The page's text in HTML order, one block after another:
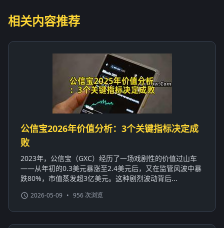
相关内容推荐
公信宝2026年价值分析：3个关键指标决定成
败
2023年，公信宝（GXC）经历了一场戏剧性的价值过山车
——从年初的0.3美元暴涨至2.4美元后，又在监管风波中暴
跌80%，市值蒸发超3亿美元。这种剧烈波动背后...
2026-05-09 • 956 次浏览